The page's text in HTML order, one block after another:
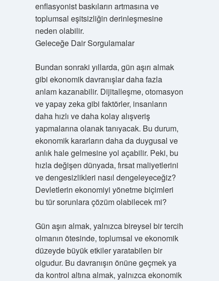
enflasyonist baskıların artmasına ve
toplumsal eşitsizliğin derinleşmesine
neden olabilir.
Geleceğe Dair Sorgulamalar
Bundan sonraki yıllarda, gün aşırı almak
gibi ekonomik davranışlar daha fazla
anlam kazanabilir. Dijitalleşme, otomasyon
ve yapay zeka gibi faktörler, insanların
daha hızlı ve daha kolay alışveriş
yapmalarına olanak tanıyacak. Bu durum,
ekonomik kararların daha da duygusal ve
anlık hale gelmesine yol açabilir. Peki, bu
hızla değişen dünyada, fırsat maliyetlerini
ve dengesizlikleri nasıl dengeleyeceğiz?
Devletlerin ekonomiyi yönetme biçimleri
bu tür sorunlara çözüm olabilecek mi?
Gün aşırı almak, yalnızca bireysel bir tercih
olmanın ötesinde, toplumsal ve ekonomik
düzeyde büyük etkiler yaratabilen bir
olgudur. Bu davranışın önüne geçmek ya
da kontrol altına almak, yalnızca ekonomik